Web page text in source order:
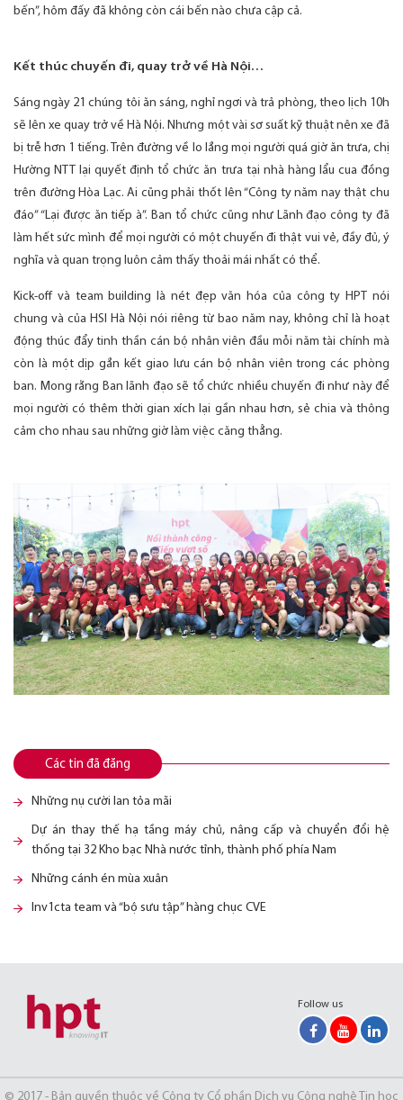
bến”, hôm đấy đã không còn cái bến nào chưa cập cả.
Kết thúc chuyến đi, quay trở về Hà Nội…
Sáng ngày 21 chúng tôi ăn sáng, nghỉ ngơi và trả phòng, theo lịch 10h
sẽ lên xe quay trở về Hà Nội. Nhưng một vài sơ suất kỹ thuật nên xe đã
bị trễ hơn 1 tiếng. Trên đường về lo lắng mọi người quá giờ ăn trưa, chị
Hường NTT lại quyết định tổ chức ăn trưa tại nhà hàng lẩu cua đồng
trên đường Hòa Lạc. Ai cũng phải thốt lên “Công ty năm nay thật chu
đáo” “Lại được ăn tiếp à”. Ban tổ chức cũng như Lãnh đạo công ty đã
làm hết sức mình để mọi người có một chuyến đi thật vui vẻ, đầy đủ, ý
nghĩa và quan trọng luôn cảm thấy thoải mái nhất có thể.
Kick-off và team building là nét đẹp văn hóa của công ty HPT nói
chung và của HSI Hà Nội nói riêng từ bao năm nay, không chỉ là hoạt
động thúc đẩy tinh thần cán bộ nhân viên đầu mỗi năm tài chính mà
còn là một dịp gắn kết giao lưu cán bộ nhân viên trong các phòng
ban. Mong rằng Ban lãnh đạo sẽ tổ chức nhiều chuyến đi như này để
mọi người có thêm thời gian xích lại gần nhau hơn, sẻ chia và thông
cảm cho nhau sau những giờ làm việc căng thẳng.
Các tin đã đăng
Những nụ cười lan tỏa mãi
Dự án thay thế hạ tầng máy chủ, nâng cấp và chuyển đổi hệ
thống tại 32 Kho bạc Nhà nước tỉnh, thành phố phía Nam
Những cánh én mùa xuân
Inv1cta team và “bộ sưu tập” hàng chục CVE
Follow us
© 2017 - Bản quyền thuộc về Công ty Cổ phần Dịch vụ Công nghệ Tin học